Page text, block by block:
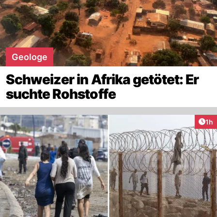
Geologe
Schweizer in Afrika getötet: Er
suchte Rohstoffe
1h